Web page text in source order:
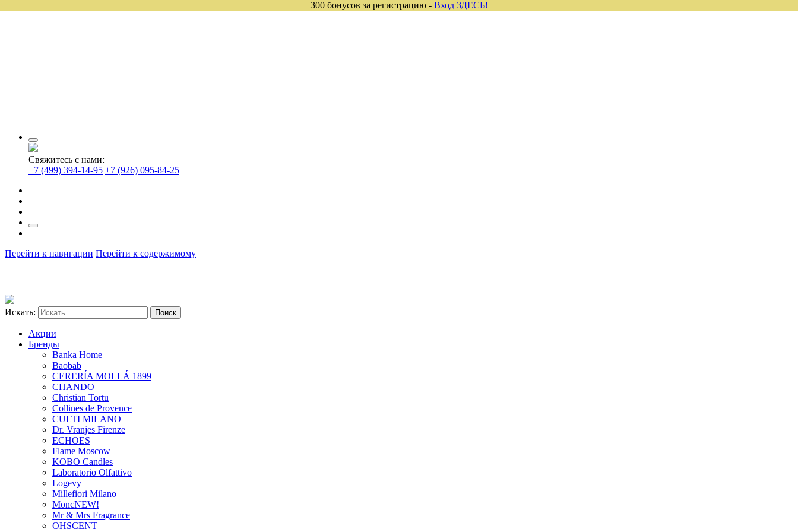
Свяжитесь с нами:
+7 (499) 394-14-95 +7 (926) 095-84-25
Перейти к навигации Перейти к содержимому
Искать:
Акции
Бренды
Banka Home
Baobab
CERERÍA MOLLÁ 1899
CHANDO
Christian Tortu
Collines de Provence
CULTI MILANO
Dr. Vranjes Firenze
ECHOES
Flame Moscow
KOBO Candles
Laboratorio Olfattivo
Logevy
Millefiori Milano
MoncNEW!
Mr & Mrs Fragrance
OHSCENT
300 бонусов за регистрацию - Вход ЗДЕСЬ!